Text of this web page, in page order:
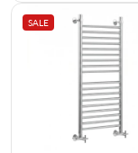
SALE